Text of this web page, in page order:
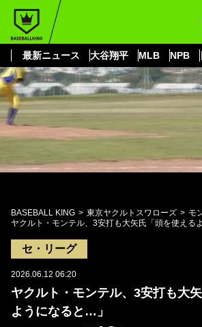
最新ニュース 大谷翔平 MLB NPB
BASEBALL KING 東京ヤクルトスワローズ
モ
ヤクルト・モンテル、3安打も大矢氏「頭を使える
セ・リーグ
2026.06.12 06:20
ヤクルト・モンテル、3安打も大
ようになると…」